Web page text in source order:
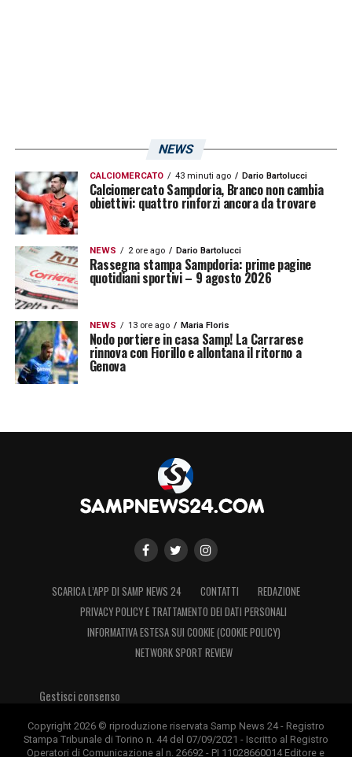
RIDOTTO UNDER 14
**INVALIDO 100 %
*TRIBUNA ONORE
250,00 €
N.D.
N.D.
15,00 €
GRADINATA NORD
NEWS
CALCIOMERCATO 43 minuti ago Dario Bartolucci
Calciomercato Sampdoria, Branco non cambia
obiettivi: quattro rinforzi ancora da trovare
NEWS 2 ore ago Dario Bartolucci
Rassegna stampa Sampdoria: prime pagine
quotidiani sportivi – 9 agosto 2026
NEWS 13 ore ago Maria Floris
Nodo portiere in casa Samp! La Carrarese
rinnova con Fiorillo e allontana il ritorno a
Genova
SCARICA L’APP DI SAMP NEWS 24 CONTATTI
REDAZIONE
PRIVACY POLICY E TRATTAMENTO DEI DATI PERSONALI
INFORMATIVA ESTESA SUI COOKIE (COOKIE POLICY)
NETWORK SPORT REVIEW
Gestisci consenso
Copyright 2026 © riproduzione riservata Samp News 24 - Registro
Stampa Tribunale di Torino n. 44 del 07/09/2021 - Iscritto al Registro
Operatori di Comunicazione al n. 26692 - PI 11028660014 Editore e